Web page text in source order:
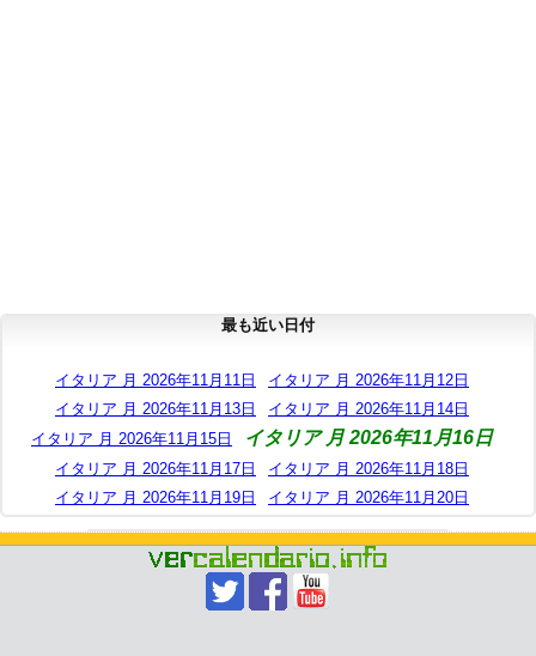
最も近い日付
イタリア 月 2026年11月11日
イタリア 月 2026年11月12日
イタリア 月 2026年11月13日
イタリア 月 2026年11月14日
イタリア 月 2026年11月15日
イタリア 月 2026年11月16日
イタリア 月 2026年11月17日
イタリア 月 2026年11月18日
イタリア 月 2026年11月19日
イタリア 月 2026年11月20日